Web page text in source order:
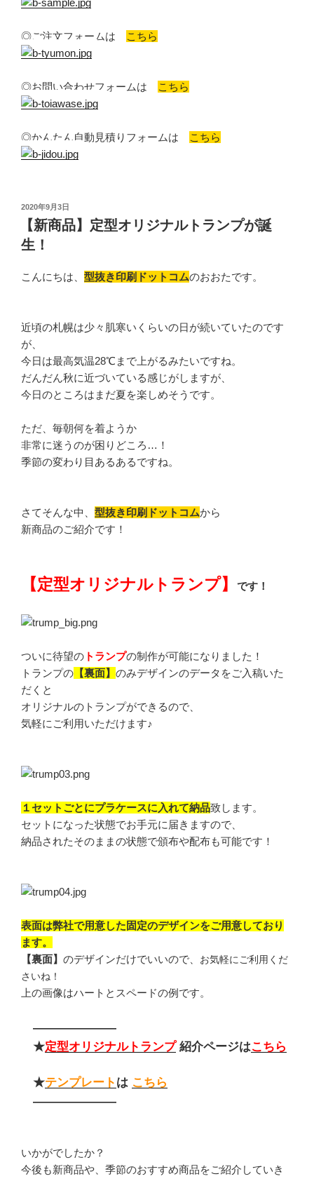
◎ご注文フォームは こちら
◎お問い合わせフォームは こちら
◎かんたん自動見積りフォームは こちら
投
日:
2020年9月3日
【新商品】定型オリジナルトランプが誕
生！
こんにちは、 型抜き印刷ドットコムのおおたです。
近頃の札幌は少々肌寒いくらいの日が続いていたのです
が、
今日は最高気温28℃まで上がるみたいですね。
だんだん秋に近づいている感じがしますが、
今日のところはまだ夏を楽しめそうです。
ただ、毎朝何を着ようか
非常に迷うのが困りどころ…！
季節の変わり目あるあるですね。
さてそんな中、 型抜き印刷ドットコムから
新商品のご紹介です！
【定型オリジナルトランプ】 です！
ついに待望の トランプの制作が可能になりました！
トランプの 【裏面】 のみデザインのデータをご入稿いた
だくと
オリジナルのトランプができるので、
気軽にご利用いただけます♪
１セットごとにプラケースに入れて納品致します。
セットになった状態でお手元に届きますので、
納品されたそのままの状態で頒布や配布も可能です！
表面は弊社で用意した固定のデザインをご用意しており
ます。
【裏面】 のデザインだけでいいので、 お気軽にご利用くだ
さいね！
上の画像はハートとスペードの例です。
———————
★定型オリジナルトランプ紹介ページはこちら
★テンプレート は こちら
———————
いかがでしたか？
今後も新商品や、季節のおすすめ商品をご紹介していき